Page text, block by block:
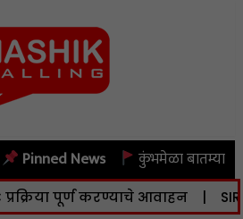
Pinned News कुंभमेळा बातम्या
पूर्ण करण्याचे आवाहन | SIR: